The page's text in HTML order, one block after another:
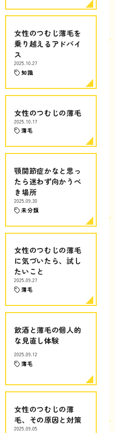
女性のつむじ薄毛を
乗り越えるアドバイ
ス
2025.10.27
知識
女性のつむじの薄毛
2025.10.17
薄毛
顎関節症かなと思っ
たら迷わず向かうべ
き場所
2025.09.30
未分類
女性のつむじの薄毛
に気づいたら、試し
たいこと
2025.09.27
薄毛
飲酒と薄毛の個人的
な見直し体験
2025.09.12
薄毛
女性のつむじの薄
毛、その原因と対策
2025.09.05